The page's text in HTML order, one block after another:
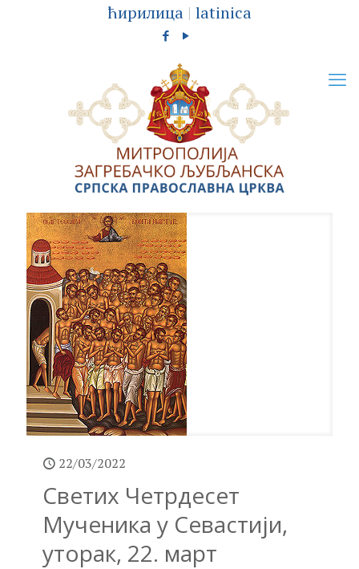
ћирилица | latinica
22/03/2022
Светих Четрдесет
Мученика у Севастији,
уторак, 22. март